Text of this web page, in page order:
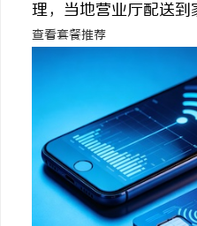
理，当地营业厅配送到
查看套餐推荐